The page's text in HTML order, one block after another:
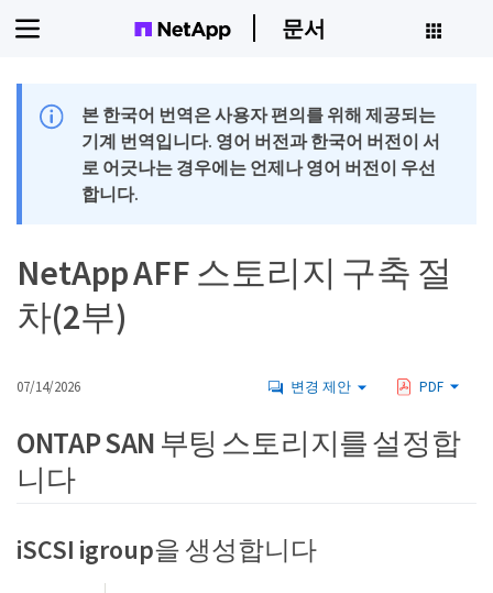
문서
본 한국어 번역은 사용자 편의를 위해 제공되는
기계 번역입니다. 영어 버전과 한국어 버전이 서
로 어긋나는 경우에는 언제나 영어 버전이 우선
합니다.
NetApp AFF 스토리지 구축 절
차(2부)
07/14/2026 변경 제안 PDF
ONTAP SAN 부팅 스토리지를 설정합
니다
iSCSI igroup을 생성합니다